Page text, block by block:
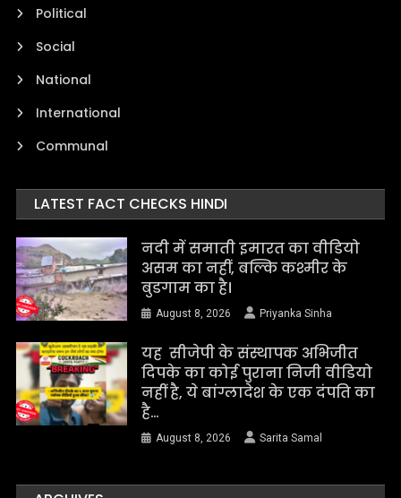
Political
Social
National
International
Communal
LATEST FACT CHECKS HINDI
नदी में समाती इमारत का वीडियो
असम का नहीं, बल्कि कश्मीर के
बुडगाम का है।
August 8, 2026 Priyanka Sinha
यह सीजेपी के संस्थापक अभिजीत
दिपके का कोई पुराना निजी वीडियो
नहीं है, ये बांग्लादेश के एक दंपति का
है…
August 8, 2026 Sarita Samal